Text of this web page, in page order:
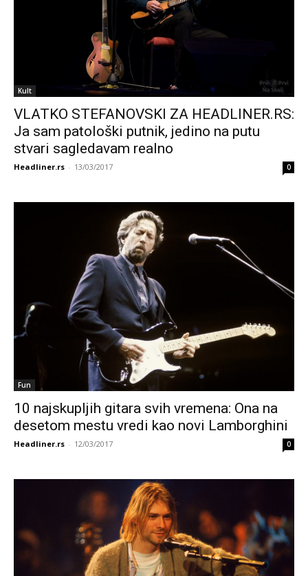
Kult
VLATKO STEFANOVSKI ZA HEADLINER.RS:
Ja sam patološki putnik, jedino na putu
stvari sagledavam realno
Headliner.rs - 13/03/2017 0
Fun
10 najskupljih gitara svih vremena: Ona na
desetom mestu vredi kao novi Lamborghini
Headliner.rs - 12/03/2017 0